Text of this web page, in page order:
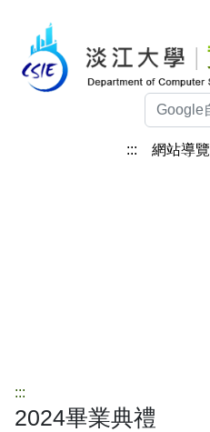
::: 網站導覽
:::
2024畢業典禮